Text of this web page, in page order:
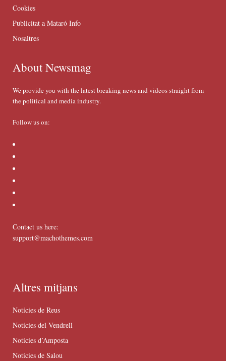
Cookies
Publicitat a Mataró Info
Nosaltres
About Newsmag
We provide you with the latest breaking news and videos straight from
the political and media industry.
Follow us on:
Contact us here:
support@machothemes.com
Altres mitjans
Notícies de Reus
Notícies del Vendrell
Notícies d’Amposta
Notícies de Salou